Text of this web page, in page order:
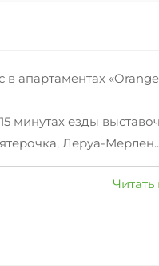
апартаментах
минутах езды
Леруа-Мерлен.
для прогулок,
всем
тарелки, кружки,